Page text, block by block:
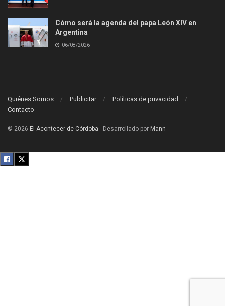
Cómo será la agenda del papa León XIV en
Argentina
06/08/2026
Quiénes Somos Publicitar
Políticas de privacidad
Contacto
© 2026 El Acontecer de Córdoba - Desarrollado por Mann